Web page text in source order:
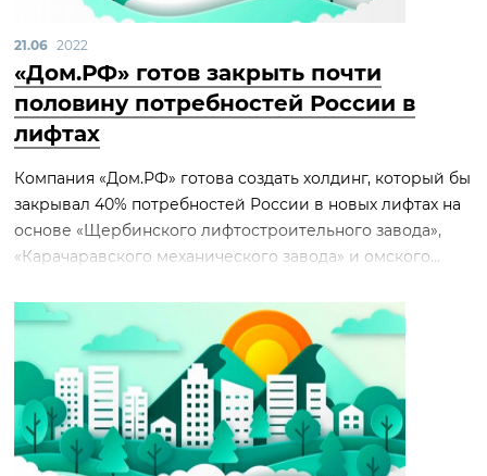
21.06 2022
«Дом.РФ» готов закрыть почти
половину потребностей России в
лифтах
Компания «Дом.РФ» готова создать холдинг, который бы
закрывал 40% потребностей России в новых лифтах на
основе «Щербинского лифтостроительного завода»,
«Карачаравского механического завода» и омского...